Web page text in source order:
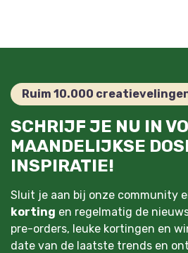
Ruim 10.000
SCHRIJF JE NU IN
MAANDELIJKSE
INSPIRATIE!
Sluit je aan bij onze community
korting en regelmatig de
pre-orders, leuke kortingen en
date van de laatste trends en